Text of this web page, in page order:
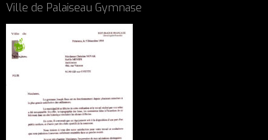
Ville de Palaiseau Gymnase